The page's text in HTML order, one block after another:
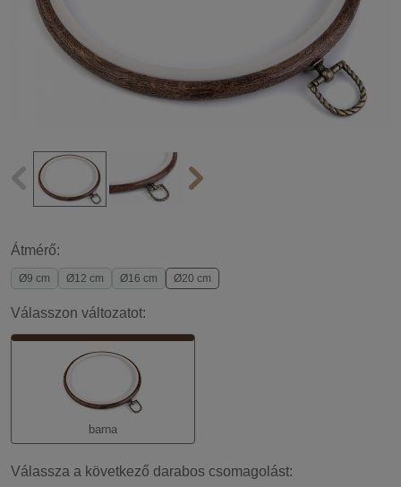
Átmérő:
Ø9 cm Ø12 cm Ø16 cm Ø20 cm
Válasszon változatot:
barna
Válassza a következő darabos csomagolást: